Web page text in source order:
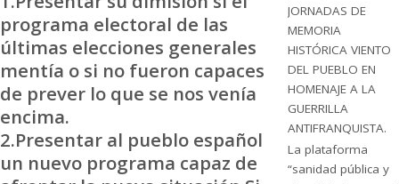
programa electoral de las
últimas elecciones generales
mentía o si no fueron capaces
de prever lo que se nos venía
encima.
2.Presentar al pueblo español
un nuevo programa capaz de
JORNADAS DE
MEMORIA
HISTÓRICA VIENTO
DEL PUEBLO EN
HOMENAJE A LA
GUERRILLA
ANTIFRANQUISTA.
La plataforma
“sanidad pública y